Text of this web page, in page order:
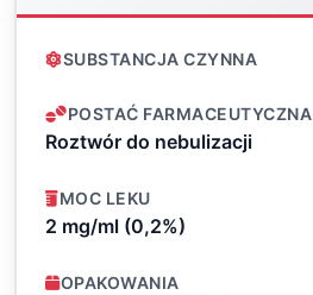
SUBSTANCJA CZYNNA
POSTAĆ FARMACEUTYCZNA
Roztwór do nebulizacji
MOC LEKU
2 mg/ml (0,2%)
OPAKOWANIA